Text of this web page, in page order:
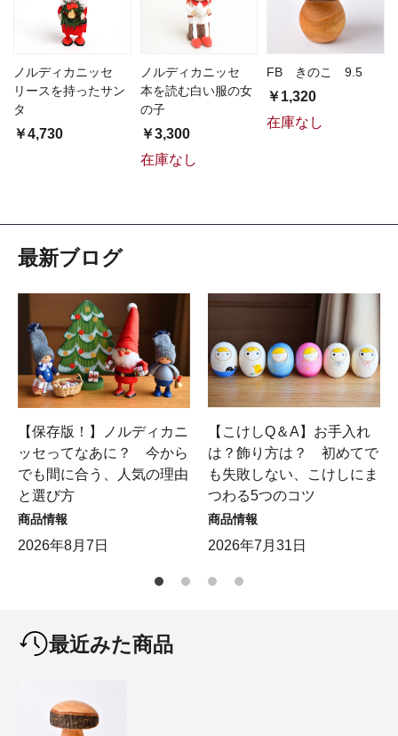
ノルディカニッセ
リースを持ったサン
タ
￥4,730
ノルディカニッセ
本を読む白い服の女
の子
￥3,300
在庫なし
FB きのこ 9.5
￥1,320
在庫なし
最新ブログ
【保存版！】ノルディカニ
ッセってなあに？ 今から
でも間に合う、人気の理由
と選び方
商品情報
2026年8月7日
【こけしQ＆A】お手入れ
は？飾り方は？ 初めてで
も失敗しない、こけしにま
つわる5つのコツ
商品情報
2026年7月31日
最近みた商品